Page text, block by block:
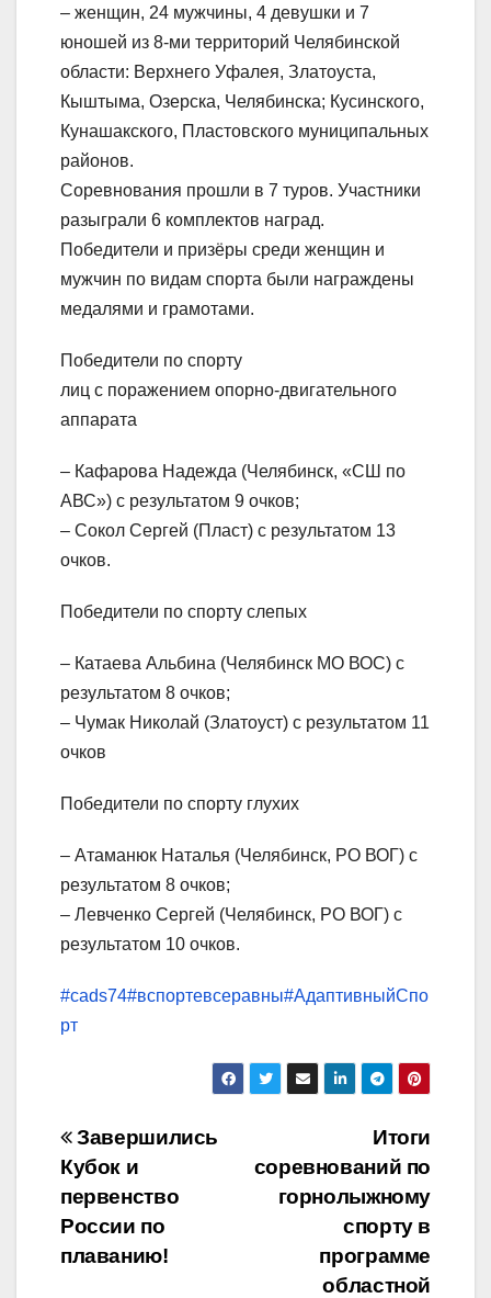
– женщин, 24 мужчины, 4 девушки и 7
юношей из 8-ми территорий Челябинской
области: Верхнего Уфалея, Златоуста,
Кыштыма, Озерска, Челябинска; Кусинского,
Кунашакского, Пластовского муниципальных
районов.
Соревнования прошли в 7 туров. Участники
разыграли 6 комплектов наград.
Победители и призёры среди женщин и
мужчин по видам спорта были награждены
медалями и грамотами.
Победители по спорту
лиц с поражением опорно-двигательного
аппарата
– Кафарова Надежда (Челябинск, «СШ по
АВС») с результатом 9 очков;
– Сокол Сергей (Пласт) с результатом 13
очков.
Победители по спорту слепых
– Катаева Альбина (Челябинск МО ВОС) с
результатом 8 очков;
– Чумак Николай (Златоуст) с результатом 11
очков
Победители по спорту глухих
– Атаманюк Наталья (Челябинск, РО ВОГ) с
результатом 8 очков;
– Левченко Сергей (Челябинск, РО ВОГ) с
результатом 10 очков.
#cads74#вспортевсеравны#АдаптивныйСпо
рт
Навигация
по
записям
Итоги
соревнований по
горнолыжному
спорту в
программе
областной
Завершились
Кубок и
первенство
России по
плаванию!